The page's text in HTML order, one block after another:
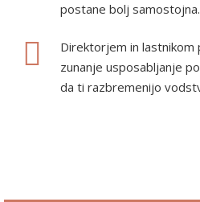
postane bolj samostojna.
Direktorjem in lastnikom
zunanje usposabljanje
da ti razbremenijo